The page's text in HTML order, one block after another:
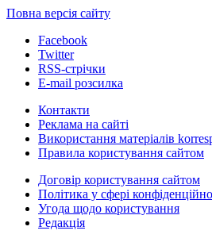
Повна версія сайту
Facebook
Twitter
RSS-стрічки
E-mail розсилка
Контакти
Реклама на сайті
Використання матеріалів
Правила користування сайтом
Договір користування сайтом
Політика у сфері
Угода щодо користування
Редакція